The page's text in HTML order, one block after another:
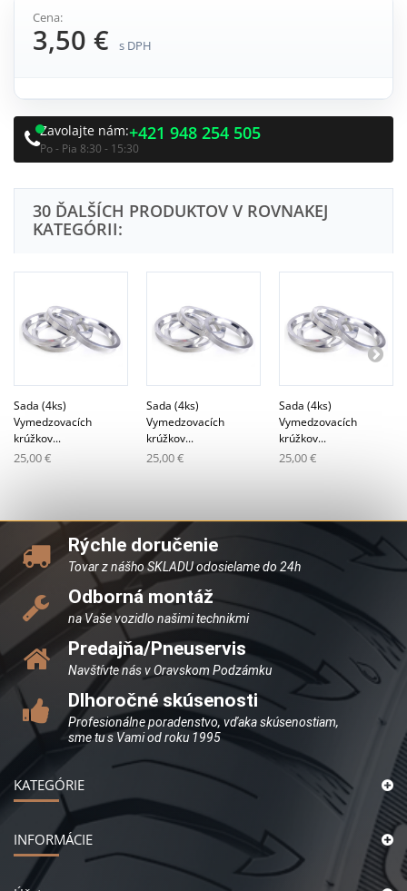
Cena:
3,50 € s DPH
Zavolajte nám:+421 948 254 505
Po - Pia 8:30 - 15:30
30 ĎALŠÍCH PRODUKTOV V ROVNAKEJ
KATEGÓRII:
Sada (4ks)
Vymedzovacích
krúžkov...
25,00 €
Sada (4ks)
Vymedzovacích
krúžkov...
25,00 €
Sada (4ks)
Vymedzovacích
krúžkov...
25,00 €
Rýchle doručenie
Tovar z nášho SKLADU odosielame do 24h
Odborná montáž
na Vaše vozidlo našimi technikmi
Predajňa/Pneuservis
Navštívte nás v Oravskom Podzámku
Dlhoročné skúsenosti
Profesionálne poradenstvo, vďaka skúsenostiam,
sme tu s Vami od roku 1995
KATEGÓRIE
INFORMÁCIE